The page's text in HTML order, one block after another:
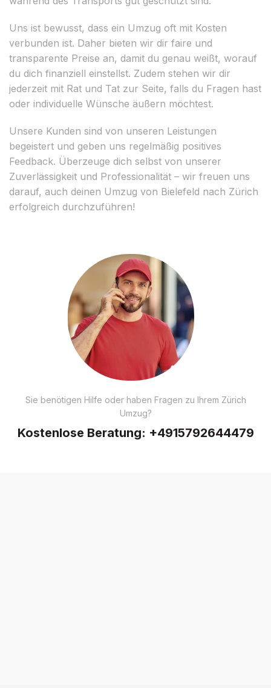
Uns ist bewusst, dass ein Umzug oft mit Kosten
verbunden ist. Daher bieten wir dir faire und
transparente Preise an, damit du genau weißt, worauf
du dich finanziell einstellst. Zudem stehen wir dir
jederzeit mit Rat und Tat zur Seite, falls du Fragen hast
oder individuelle Wünsche äußern möchtest.
Unsere Kunden sind von unseren Leistungen
begeistert und geben uns regelmäßig positives
Feedback. Überzeuge dich selbst von unserer
Zuverlässigkeit und Professionalität – wir freuen uns
darauf, auch deinen Umzug von Bielefeld nach Zürich
erfolgreich durchzuführen!
Sie benötigen Hilfe oder haben Fragen zu Ihrem Zürich
Umzug?
Kostenlose Beratung: +4915792644479